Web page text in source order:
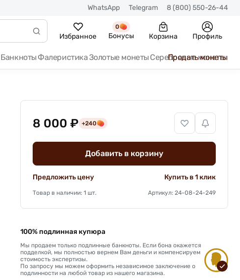
WhatsApp Telegram 8 (800) 550-26-44
Избранное
0
Бонусы Корзина Профиль
Банкноты ФалеристикаЗолотые монеты Серебряные монеты
Продать монеты
8 000 ₽ +240
Добавить в корзину
Предложить цену Купить в 1 клик
Товар в наличии: 1 шт. Артикул: 24-08-24-249
100% подлинная купюра
Мы продаем только подлинные банкноты. Если бона окажется
подделкой, мы полностью вернем Вам деньги и компенсируем
стоимость экспертизы.
По запросу мы можем оформить независимое заключение о
подлинности на любой товар из нашего магазина.